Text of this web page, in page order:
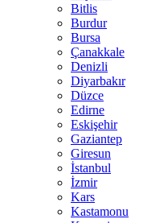
Bitlis
Burdur
Bursa
Çanakkale
Denizli
Diyarbakır
Düzce
Edirne
Eskişehir
Gaziantep
Giresun
İstanbul
İzmir
Kars
Kastamonu